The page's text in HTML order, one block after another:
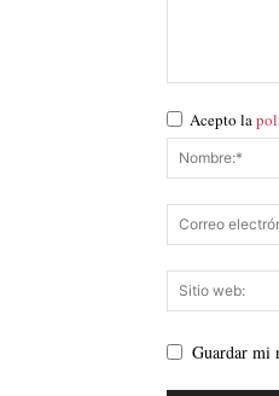
Acepto la
Guardar mi